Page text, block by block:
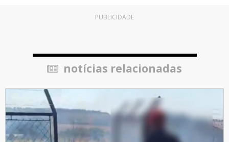
PUBLICIDADE
notícias relacionadas